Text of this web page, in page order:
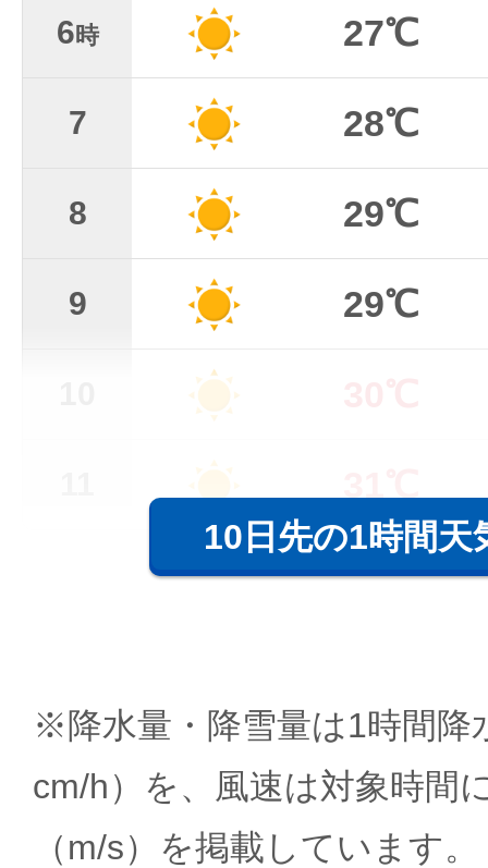
6時 27℃
7 28℃
8 29℃
9 29℃
10日先の1時間天
※降水量・降雪量は1時間降
cm/h）を、風速は対象時間
（m/s）を掲載しています。